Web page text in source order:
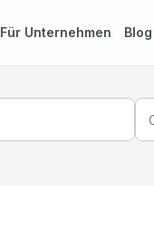
Für Unternehmen Blog